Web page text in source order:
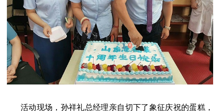
活动现场， 孙祥礼总经理亲自切下了象征庆祝的蛋糕，